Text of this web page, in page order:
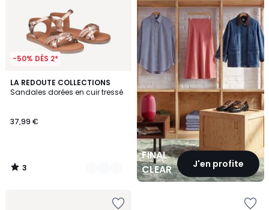
-50% DÈS 2*
LA REDOUTE COLLECTIONS
Sandales dorées en cuir tressé
37,99 €
3
/
2
Couleurs
3
/
FINAL
CLEARANCEJ'en profite